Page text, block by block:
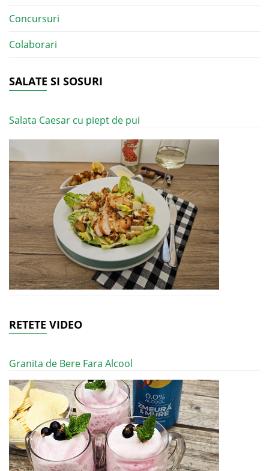
Concursuri
Colaborari
SALATE SI SOSURI
Salata Caesar cu piept de pui
RETETE VIDEO
Granita de Bere Fara Alcool